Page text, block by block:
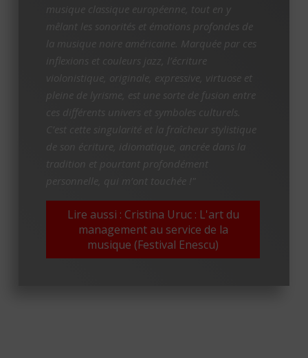
musique classique européenne, tout en y
mêlant les sonorités et émotions profondes de
la musique noire américaine. Marquée par ces
inflexions et couleurs jazz, l’écriture
violonistique, originale, expressive, virtuose et
pleine de lyrisme, est une sorte de fusion entre
ces différents univers et symboles culturels.
C’est cette singularité et la fraîcheur stylistique
de son écriture, idiomatique, ancrée dans la
tradition et pourtant profondément
personnelle, qui m’ont touchée !"
Lire aussi : Cristina Uruc : L'art du
management au service de la
musique (Festival Enescu)